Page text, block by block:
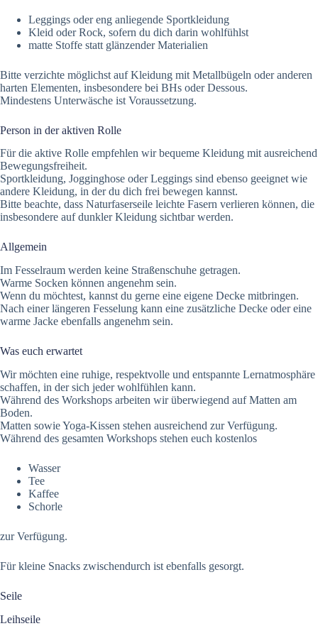
Leggings oder eng anliegende Sportkleidung
Kleid oder Rock, sofern du dich darin wohlfühlst
matte Stoffe statt glänzender Materialien
Bitte verzichte möglichst auf Kleidung mit Metallbügeln oder anderen
harten Elementen, insbesondere bei BHs oder Dessous.
Mindestens Unterwäsche ist Voraussetzung.
Person in der aktiven Rolle
Für die aktive Rolle empfehlen wir bequeme Kleidung mit ausreichend
Bewegungsfreiheit.
Sportkleidung, Jogginghose oder Leggings sind ebenso geeignet wie
andere Kleidung, in der du dich frei bewegen kannst.
Bitte beachte, dass Naturfaserseile leichte Fasern verlieren können, die
insbesondere auf dunkler Kleidung sichtbar werden.
Allgemein
Im Fesselraum werden keine Straßenschuhe getragen.
Warme Socken können angenehm sein.
Wenn du möchtest, kannst du gerne eine eigene Decke mitbringen.
Nach einer längeren Fesselung kann eine zusätzliche Decke oder eine
warme Jacke ebenfalls angenehm sein.
Was euch erwartet
Wir möchten eine ruhige, respektvolle und entspannte Lernatmosphäre
schaffen, in der sich jeder wohlfühlen kann.
Während des Workshops arbeiten wir überwiegend auf Matten am
Boden.
Matten sowie Yoga-Kissen stehen ausreichend zur Verfügung.
Während des gesamten Workshops stehen euch kostenlos
Wasser
Tee
Kaffee
Schorle
zur Verfügung.
Für kleine Snacks zwischendurch ist ebenfalls gesorgt.
Seile
Leihseile